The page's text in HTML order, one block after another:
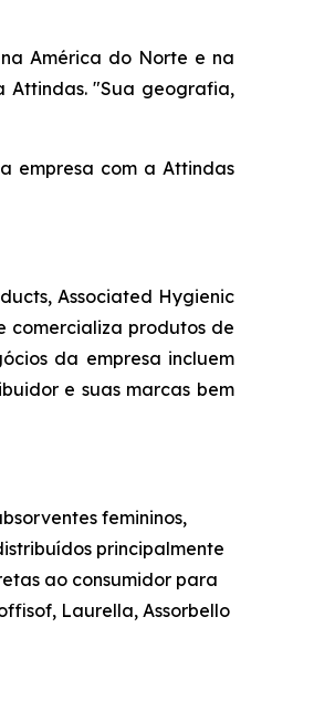
América do Norte e na
Attindas. "Sua geografia,
empresa com a Attindas
Associated Hygienic
comercializa produtos de
da empresa incluem
e suas marcas bem
femininos,
principalmente
ao consumidor para
Laurella, Assorbello